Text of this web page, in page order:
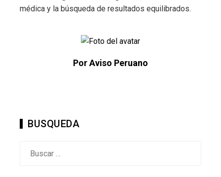
médica y la búsqueda de resultados equilibrados.
Por Aviso Peruano
BUSQUEDA